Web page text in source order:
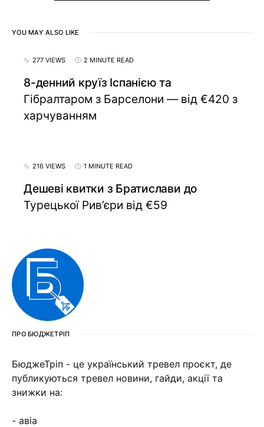
YOU MAY ALSO LIKE
277 VIEWS 2 MINUTE READ
8-денний круїз Іспанією та
Гібралтаром з Барселони — від €420 з
харчуванням
216 VIEWS 1 MINUTE READ
Дешеві квитки з Братислави до
Турецької Рив’єри від €59
ПРО БЮДЖЕТРІП
БюджеТріп - це український тревел проєкт, де
публикуються тревел новини, гайди, акції та
знижки на:
- авіа